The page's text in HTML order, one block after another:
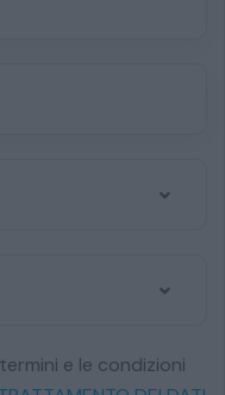
e le condizioni